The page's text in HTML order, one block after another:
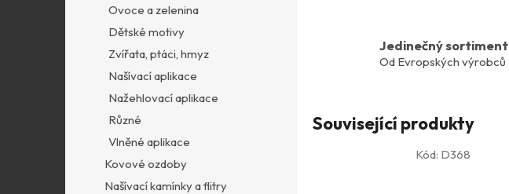
Ovoce a zelenina
Dětské motivy
Zvířata, ptáci, hmyz
Našívací aplikace
Nažehlovací aplikace
Různé
Vlněné aplikace
Kovové ozdoby
Našívací kamínky a flitry
Jedinečný sortiment
Od Evropských výrobců
Související produkty
Kód: D368